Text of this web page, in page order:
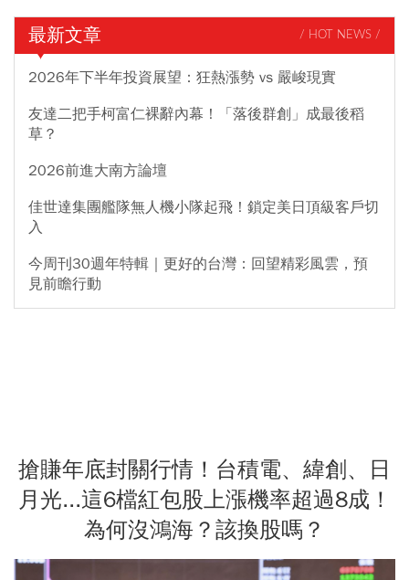
最新文章 / HOT NEWS /
2026年下半年投資展望：狂熱漲勢 vs 嚴峻現實
友達二把手柯富仁裸辭內幕！「落後群創」成最後稻
草？
2026前進大南方論壇
佳世達集團艦隊無人機小隊起飛！鎖定美日頂級客戶切
入
今周刊30週年特輯｜更好的台灣：回望精彩風雲，預
見前瞻行動
搶賺年底封關行情！台積電、緯創、日
月光...這6檔紅包股上漲機率超過8成！
為何沒鴻海？該換股嗎？